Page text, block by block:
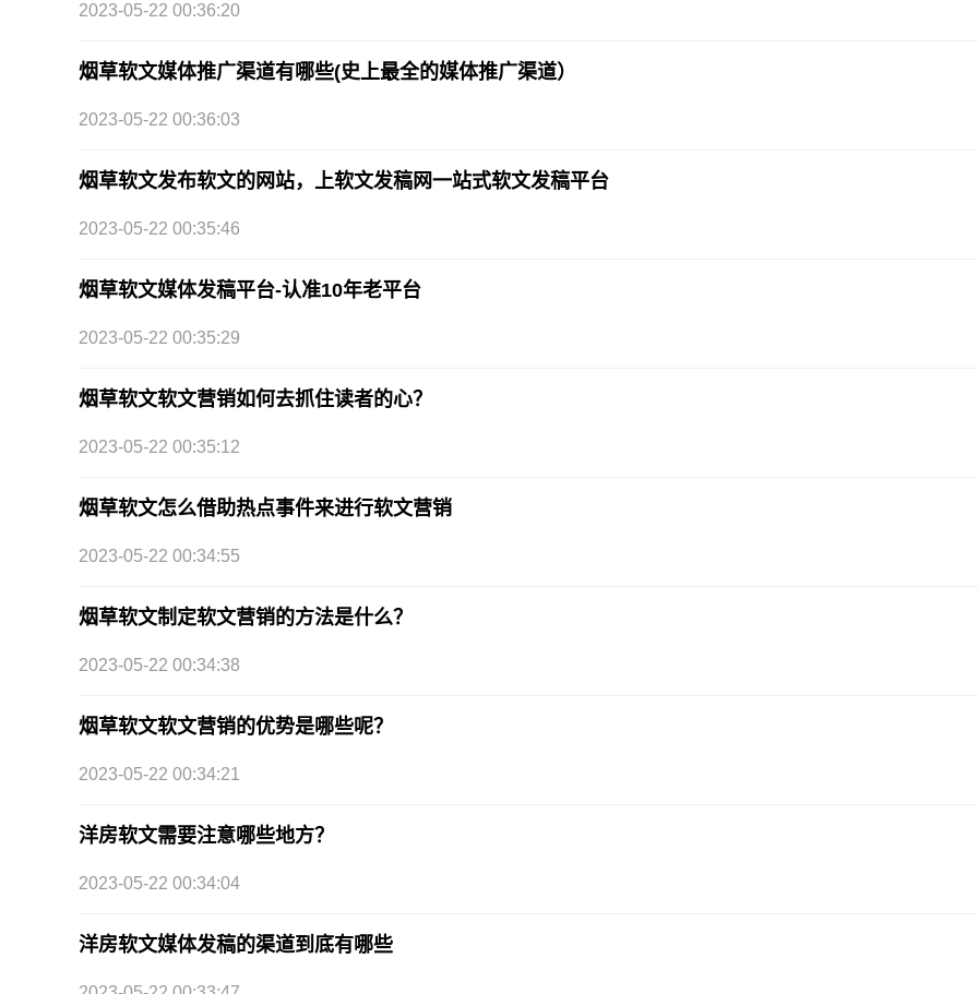
2023-05-22 00:36:20
烟草软文媒体推广渠道有哪些(史上最全的媒体推广渠道）
2023-05-22 00:36:03
烟草软文发布软文的网站，上软文发稿网一站式软文发稿平台
2023-05-22 00:35:46
烟草软文媒体发稿平台-认准10年老平台
2023-05-22 00:35:29
烟草软文软文营销如何去抓住读者的心？
2023-05-22 00:35:12
烟草软文怎么借助热点事件来进行软文营销
2023-05-22 00:34:55
烟草软文制定软文营销的方法是什么？
2023-05-22 00:34:38
烟草软文软文营销的优势是哪些呢？
2023-05-22 00:34:21
洋房软文需要注意哪些地方？
2023-05-22 00:34:04
洋房软文媒体发稿的渠道到底有哪些